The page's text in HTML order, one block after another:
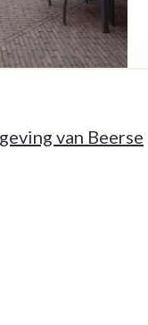
van Beerse